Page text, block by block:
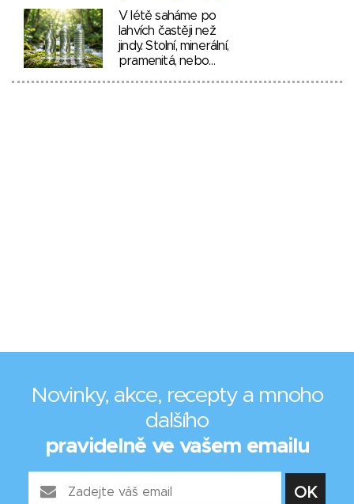
V létě saháme po
lahvích častěji než
jindy. Stolní, minerální,
pramenitá, nebo…
Novinky, akce, recepty a mnoho
dalšího
pravidelně ve vašem emailu